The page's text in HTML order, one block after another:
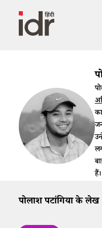
हैं।
पोलाश पटांगिया के लेख